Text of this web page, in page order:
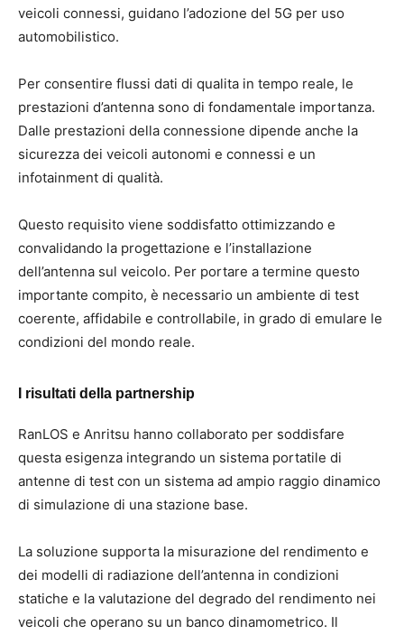
veicoli connessi, guidano l’adozione del 5G per uso
automobilistico.
Per consentire flussi dati di qualita in tempo reale, le
prestazioni d’antenna sono di fondamentale importanza.
Dalle prestazioni della connessione dipende anche la
sicurezza dei veicoli autonomi e connessi e un
infotainment di qualità.
Questo requisito viene soddisfatto ottimizzando e
convalidando la progettazione e l’installazione
dell’antenna sul veicolo. Per portare a termine questo
importante compito, è necessario un ambiente di test
coerente, affidabile e controllabile, in grado di emulare le
condizioni del mondo reale.
I risultati della partnership
RanLOS e Anritsu hanno collaborato per soddisfare
questa esigenza integrando un sistema portatile di
antenne di test con un sistema ad ampio raggio dinamico
di simulazione di una stazione base.
La soluzione supporta la misurazione del rendimento e
dei modelli di radiazione dell’antenna in condizioni
statiche e la valutazione del degrado del rendimento nei
veicoli che operano su un banco dinamometrico. Il